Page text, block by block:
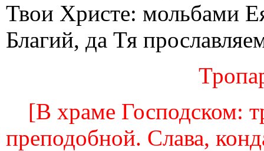
Твои Христе: мольбами
Благий, да Тя
[В храме Господском:
преподобной. Слава,